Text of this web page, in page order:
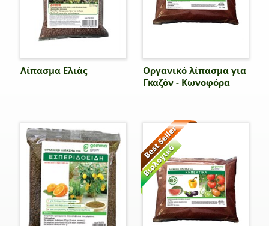
Λίπασμα Ελιάς
Οργανικό λίπασμα για
Γκαζόν - Κωνοφόρα